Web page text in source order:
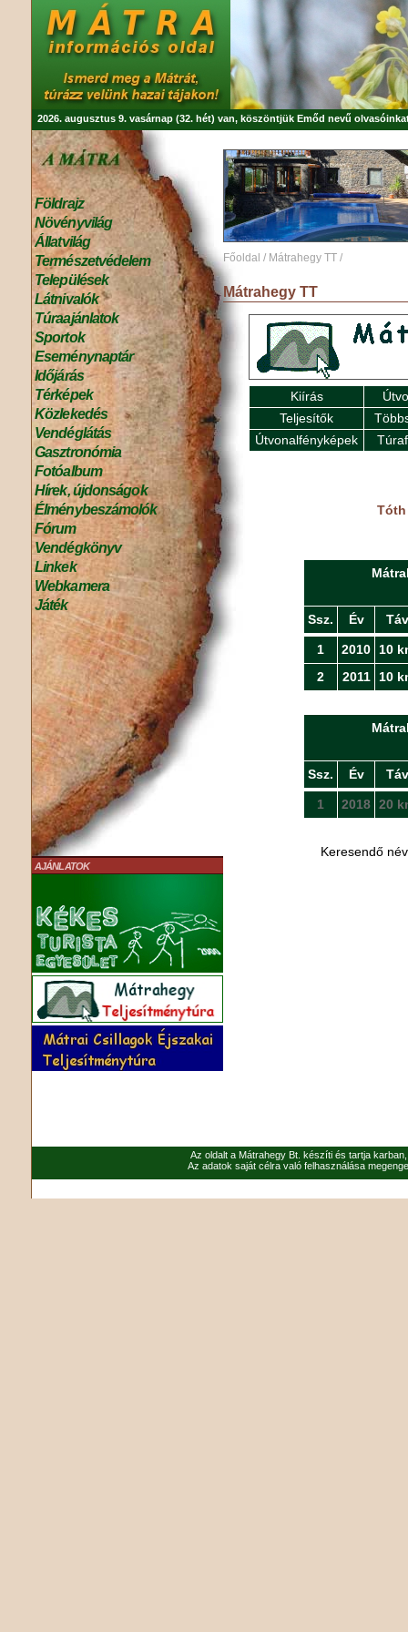
2026. augusztus 9. vasárnap (32. hét) van, köszöntjük Emőd nevű
Földrajz
Növényvilág
Állatvilág
Természetvédelem
Települések
Látnivalók
Túraajánlatok
Sportok
Eseménynaptár
Időjárás
Térképek
Közlekedés
Vendéglátás
Gasztronómia
Fotóalbum
Hírek, újdonságok
Élménybeszámolók
Fórum
Vendégkönyv
Linkek
Webkamera
Játék
AJÁNLATOK
Főoldal / Mátrahegy TT /
Mátrahegy TT
Kiírás
Teljesítők
Útvonalfényképek
Tóth
Ssz. Év Táv
1 2010
10
2
2011 10
Ssz. Év Táv
1 2018 20
Keresendő
Az oldalt a Mátrahegy Bt. készíti és tartja
Az adatok saját célra való felhasználása